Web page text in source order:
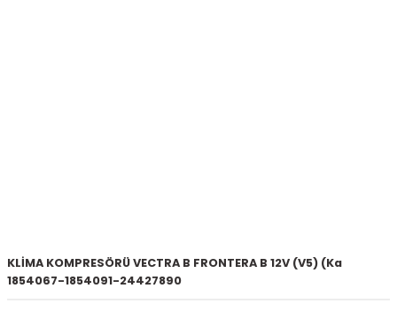
KLİMA KOMPRESÖRÜ VECTRA B FRONTERA B 12V (V5) (Ka
1854067-1854091-24427890